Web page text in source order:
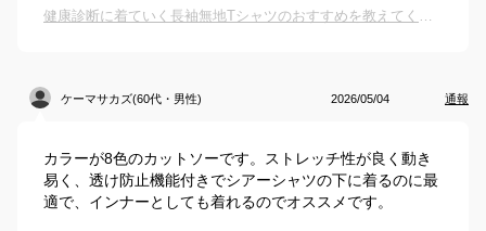
健康診断に着ていく長袖無地Tシャツのおすすめを教えてください
ケーマサカズ(60代・男性) 2026/05/04 通報
カラーが8色のカットソーです。ストレッチ性が良く動き
易く、透け防止機能付きでシアーシャツの下に着るのに最
適で、インナーとしても着れるのでオススメです。